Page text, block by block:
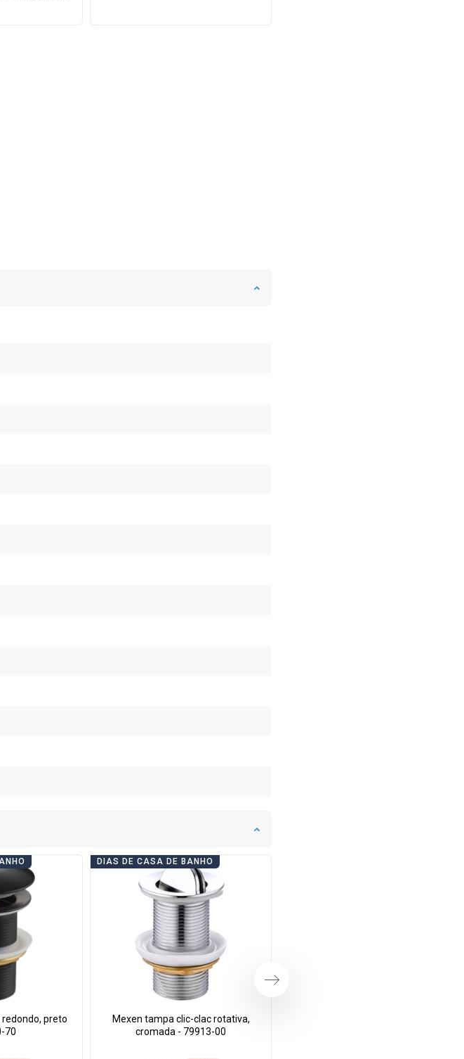
preto
70
DIAS DE CASA DE BANHO
Mexen tampa clic-clac rotativa,
cromada - 79913-00
Próximo